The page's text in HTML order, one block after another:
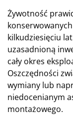
Żywotność
kilkudziesięciu
uzasadnioną
cały okres
Oszczędności
wymiany lub
niedocenianym
montażowego.